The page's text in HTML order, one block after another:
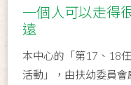
一個人可以走得
遠
本中心的「第17、18
活動」，由扶幼委員